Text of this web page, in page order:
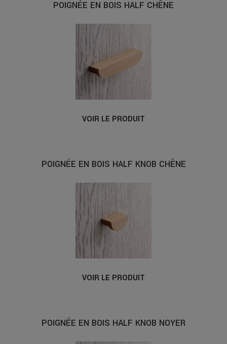
POIGNÉE EN BOIS HALF CHÊNE
VOIR LE PRODUIT
POIGNÉE EN BOIS HALF KNOB CHÊNE
VOIR LE PRODUIT
POIGNÉE EN BOIS HALF KNOB NOYER